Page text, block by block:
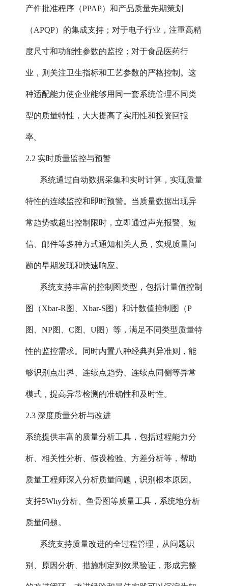
产件批准程序（PPAP）和产品质量先期策划
（APQP）的集成支持；对于电子行业，注重高精
度尺寸和功能性参数的监控；对于食品医药行
业，则关注卫生指标和工艺参数的严格控制。这
种适配能力使企业能够用同一套系统管理不同类
型的质量特性，大大提高了实用性和投资回报
率。
2.2 实时质量监控与预警
系统通过自动数据采集和实时计算，实现质量
特性的连续监控和即时预警。当质量数据出现异
常趋势或超出控制限时，立即通过声光报警、短
信、邮件等多种方式通知相关人员，实现质量问
题的早期发现和快速响应。
系统支持丰富的控制图类型，包括计量值控制
图（Xbar-R图、Xbar-S图）和计数值控制图（P
图、NP图、C图、U图）等，满足不同类型质量特
性的监控需求。同时内置八种经典判异准则，能
够识别点出界、连续点趋势、连续点同侧等异常
模式，提高异常检测的准确性和及时性。
2.3 深度质量分析与改进
系统提供丰富的质量分析工具，包括过程能力分
析、相关性分析、假设检验、方差分析等，帮助
质量工程师深入分析质量问题，识别根本原因。
支持5Why分析、鱼骨图等质量工具，系统地分析
质量问题。
系统支持质量改进的全过程管理，从问题识
别、原因分析、措施制定到效果验证，形成完整